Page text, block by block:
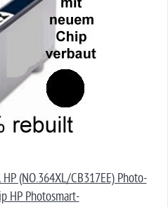
(NO.364XL/CB317EE) Photo-
HP Photosmart-